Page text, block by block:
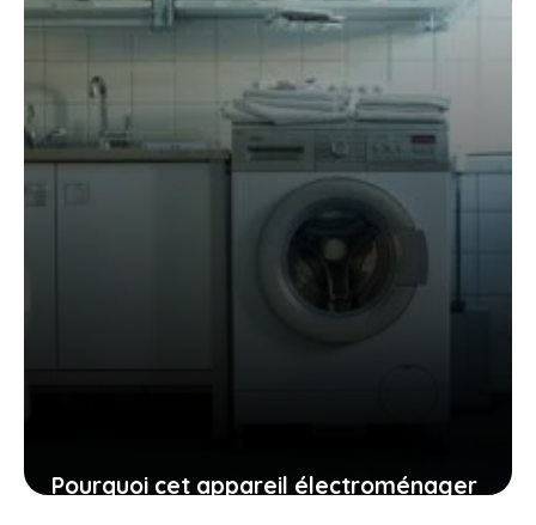
des enjeux de sécurité
Pourquoi cet appareil électroménager